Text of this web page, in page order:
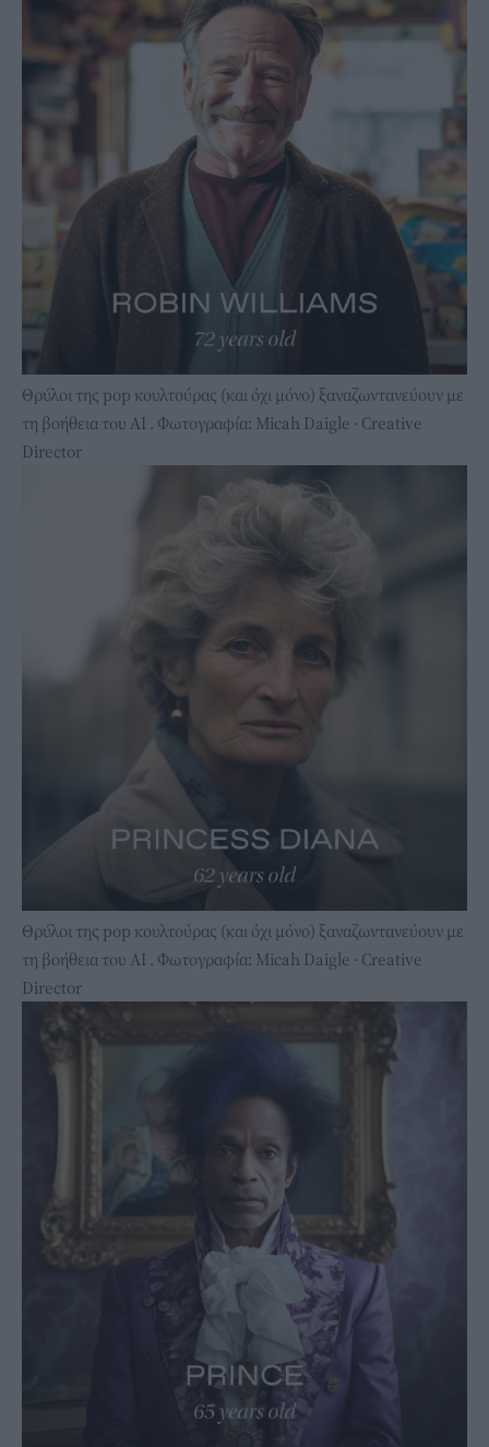
Θρύλοι της pop κουλτούρας (και όχι μόνο) ξαναζωντανεύουν με
τη βοήθεια του ΑΙ . Φωτογραφία: Micah Daigle · Creative
Director
Θρύλοι της pop κουλτούρας (και όχι μόνο) ξαναζωντανεύουν με
τη βοήθεια του ΑΙ . Φωτογραφία: Micah Daigle · Creative
Director